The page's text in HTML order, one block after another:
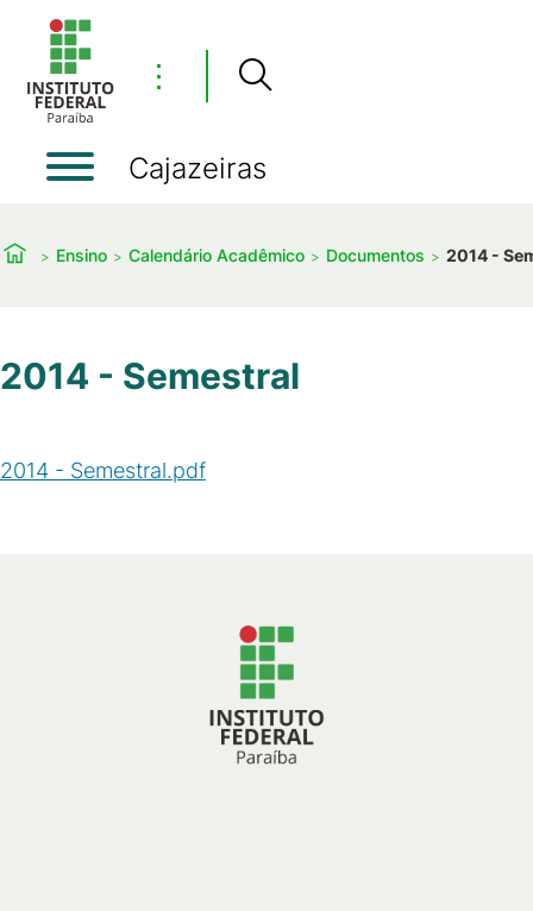
⋮
Cajazeiras
Ensino Calendário Acadêmico Documentos 2014 -
2014 - Semestral
2014 - Semestral.pdf